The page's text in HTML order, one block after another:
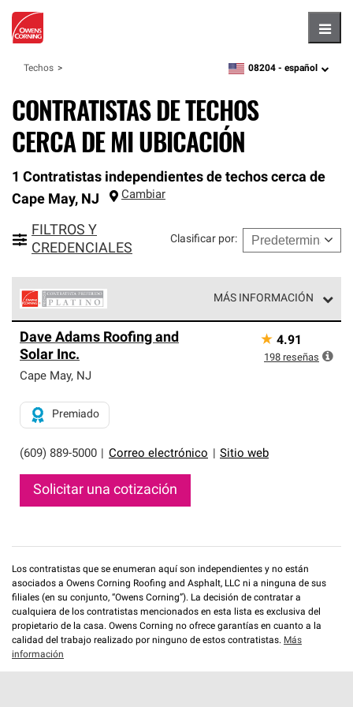
Techos zipcode,language
08204 - español
CONTRATISTAS DE TECHOS
CERCA DE MI UBICACIÓN
1 Contratistas independientes de techos cerca de
Cape May, NJ Cambiar
FILTROS Y
CREDENCIALES
Clasificar por:
MÁS INFORMACIÓN
Corning constituyen el nivel superior de nuestra red
exclusiva y cumplen con estándares estrictos de
profesionalismo, confiabilidad y destreza incomparable.
sistemas de techos.
Dave Adams Roofing and
Solar Inc.
Cape May, NJ
(609) 889-5000 Correo electrónico Sitio web
Premiado
Solicitar una cotización
★ 4.91
198 reseñas
Los contratistas que se enumeran aquí son independientes y no están
asociados a Owens Corning Roofing and Asphalt, LLC ni a ninguna de sus
filiales (en su conjunto, “Owens Corning”). La decisión de contratar a
cualquiera de los contratistas mencionados en esta lista es exclusiva del
propietario de la casa. Owens Corning no ofrece garantías en cuanto a la
calidad del trabajo realizado por ninguno de estos contratistas. Más
información